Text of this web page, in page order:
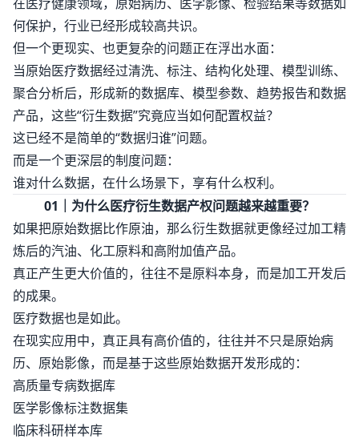
何保护，行业已经形成较高共识。
但一个更现实、也更复杂的问题正在浮出水面：
当原始医疗数据经过清洗、标注、结构化处理、模型训练、
聚合分析后，形成新的数据库、模型参数、趋势报告和数据
产品，这些“衍生数据”究竟应当如何配置权益？
这已经不是简单的“数据归谁”问题。
而是一个更深层的制度问题：
谁对什么数据，在什么场景下，享有什么权利。
01｜为什么医疗衍生数据产权问题越来越重要？
如果把原始数据比作原油，那么衍生数据就更像经过加工精
炼后的汽油、化工原料和高附加值产品。
真正产生更大价值的，往往不是原料本身，而是加工开发后
的成果。
医疗数据也是如此。
在现实应用中，真正具有高价值的，往往并不只是原始病
历、原始影像，而是基于这些原始数据开发形成的：
高质量专病数据库
医学影像标注数据集
临床科研样本库